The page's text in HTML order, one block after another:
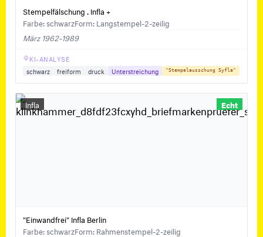
Stempelfälschung . Infla +
Farbe: schwarzForm: Langstempel-2-zeilig
März 1962-1989
KI-ANALYSE
schwarz
freiform druck Unterstreichung "Stempelausschung Syfla"
Infla Echt
"Einwandfrei" Infla Berlin
Farbe: schwarzForm: Rahmenstempel-2-zeilig